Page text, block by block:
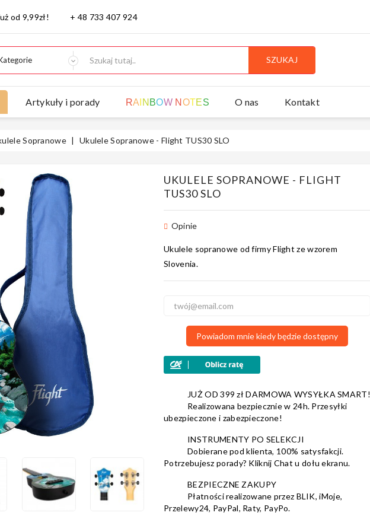
od 9,99zł! + 48 733 407 924
SZUKAJ
Artykuły i porady RA N BOW N OTES O nas Kontakt
Sopranowe Ukulele Sopranowe - Flight TUS30 SLO
UKULELE SOPRANOWE - FLIGHT
TUS30 SLO
Opinie
Ukulele sopranowe od firmy Flight ze wzorem
Slovenia.
Powiadom mnie kiedy będzie dostępny
JUŻ OD 399 zł DARMOWA WYSYŁKA SMART!
Realizowana bezpiecznie w 24h. Przesyłki
ubezpieczone i zabezpieczone!
INSTRUMENTY PO SELEKCJI
Dobierane pod klienta, 100% satysfakcji.
Potrzebujesz porady? Kliknij Chat u dołu ekranu.
BEZPIECZNE ZAKUPY
Płatności realizowane przez BLIK, iMoje,
Przelewy24, PayPal, Raty, PayPo.